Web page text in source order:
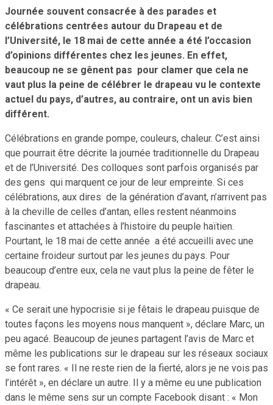
Journée souvent consacrée à des parades et
célébrations centrées autour du Drapeau et de
l’Université, le 18 mai de cette année a été l’occasion
d’opinions différentes chez les jeunes. En effet,
beaucoup ne se gênent pas pour clamer que cela ne
vaut plus la peine de célébrer le drapeau vu le contexte
actuel du pays, d’autres, au contraire, ont un avis bien
différent.
Célébrations en grande pompe, couleurs, chaleur. C’est ainsi
que pourrait être décrite la journée traditionnelle du Drapeau
et de l’Université. Des colloques sont parfois organisés par
des gens qui marquent ce jour de leur empreinte. Si ces
célébrations, aux dires de la génération d’avant, n’arrivent pas
à la cheville de celles d’antan, elles restent néanmoins
fascinantes et attachées à l’histoire du peuple haïtien.
Pourtant, le 18 mai de cette année a été accueilli avec une
certaine froideur surtout par les jeunes du pays. Pour
beaucoup d’entre eux, cela ne vaut plus la peine de fêter le
drapeau.
« Ce serait une hypocrisie si je fêtais le drapeau puisque de
toutes façons les moyens nous manquent », déclare Marc, un
peu agacé. Beaucoup de jeunes partagent l’avis de Marc et
même les publications sur le drapeau sur les réseaux sociaux
se font rares. « Il ne reste rien de la fierté, alors je ne vois pas
l’intérêt », en déclare un autre. Il y a même eu une publication
dans le même sens sur un compte Facebook disant : « Mon